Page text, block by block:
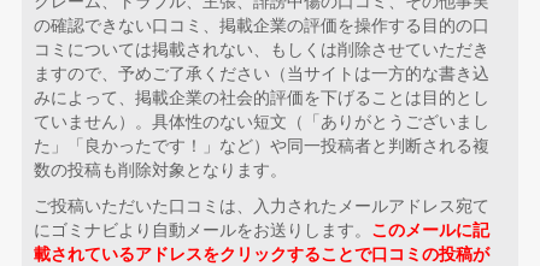
の確認できない口コミ、掲載企業の評価を操作する目的の口
コミについては掲載されない、もしくは削除させていただき
ますので、予めご了承ください（当サイトは一方的な書き込
みによって、掲載企業の社会的評価を下げることは目的とし
ていません）。具体性のない短文（「ありがとうございまし
た」「良かったです！」など）や同一投稿者と判断される複
数の投稿も削除対象となります。
ご投稿いただいた口コミは、入力されたメールアドレス宛て
にゴミナビより自動メールをお送りします。 このメールに記
載されているアドレスをクリックすることで口コミの投稿が